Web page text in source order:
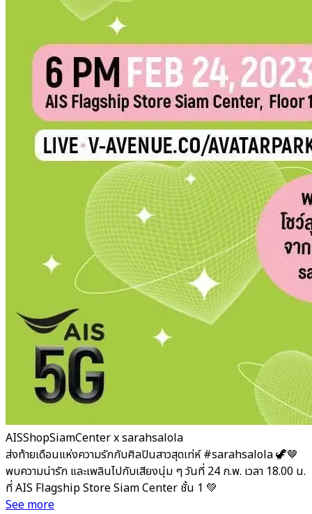
AISShopSiamCenter x sarahsalola
ส่งท้ายเดือนแห่งความรักกับศิลปินสาวสุดเท่ห์ #sarahsalola 🦖🤎
พบความน่ารัก และเพลินไปกับเสียงนุ่ม ๆ วันที่ 24 ก.พ. เวลา 18.00 น.
ที่ AIS Flagship Store Siam Center ชั้น 1 💚
See more